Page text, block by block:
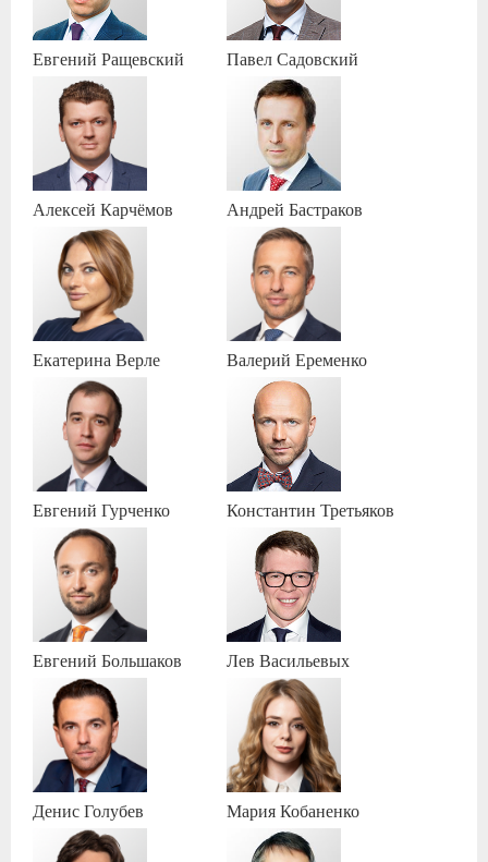
Евгений Ращевский ПавелСадовский
Алексей Карчёмов Андрей Бастраков
Екатерина Верле Валерий Еременко
Евгений Гурченко Константин Третьяков
Евгений Большаков Лев Васильевых
ДенисГолубев МарияКобаненко